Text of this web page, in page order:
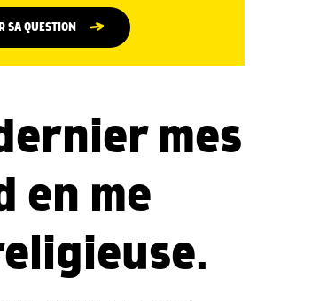
SA QUESTION
mes
en me